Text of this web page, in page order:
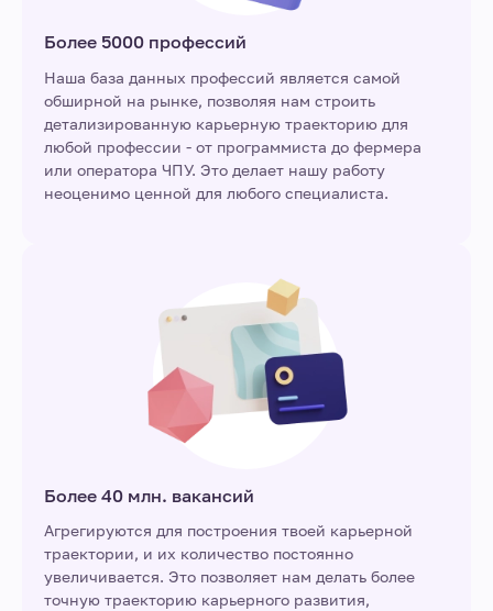
Более 5000 профессий
Наша база данных профессий является самой
обширной на рынке, позволяя нам строить
детализированную карьерную траекторию для
любой профессии - от программиста до фермера
или оператора ЧПУ. Это делает нашу работу
неоценимо ценной для любого специалиста.
Более 40 млн. вакансий
Агрегируются для построения твоей карьерной
траектории, и их количество постоянно
увеличивается. Это позволяет нам делать более
точную траекторию карьерного развития,